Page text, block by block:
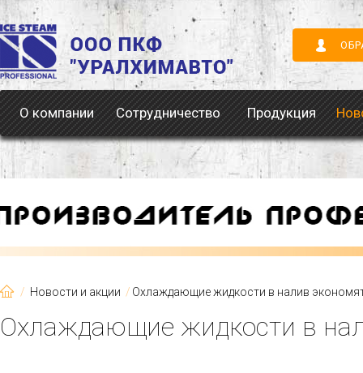
О компании Сотрудничество Продукция
Новости и акции Охлаждающие жидкости в налив
Охлаждающие жидкости в